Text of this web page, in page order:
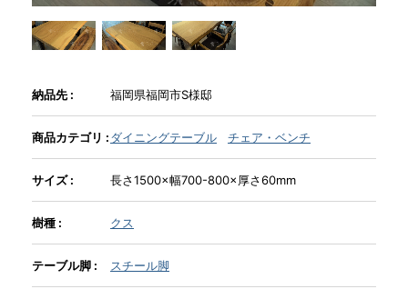
WEBカタログ
全商品一覧
新入荷情報
納品事例
INFORMATION
納品先 : 福岡県福岡市S様邸
商品カテゴリ :ダイニングテーブル チェア・ベンチ
サイズ : 長さ1500×幅700-800×厚さ60mm
樹種 : クス
テーブル脚 : スチール脚